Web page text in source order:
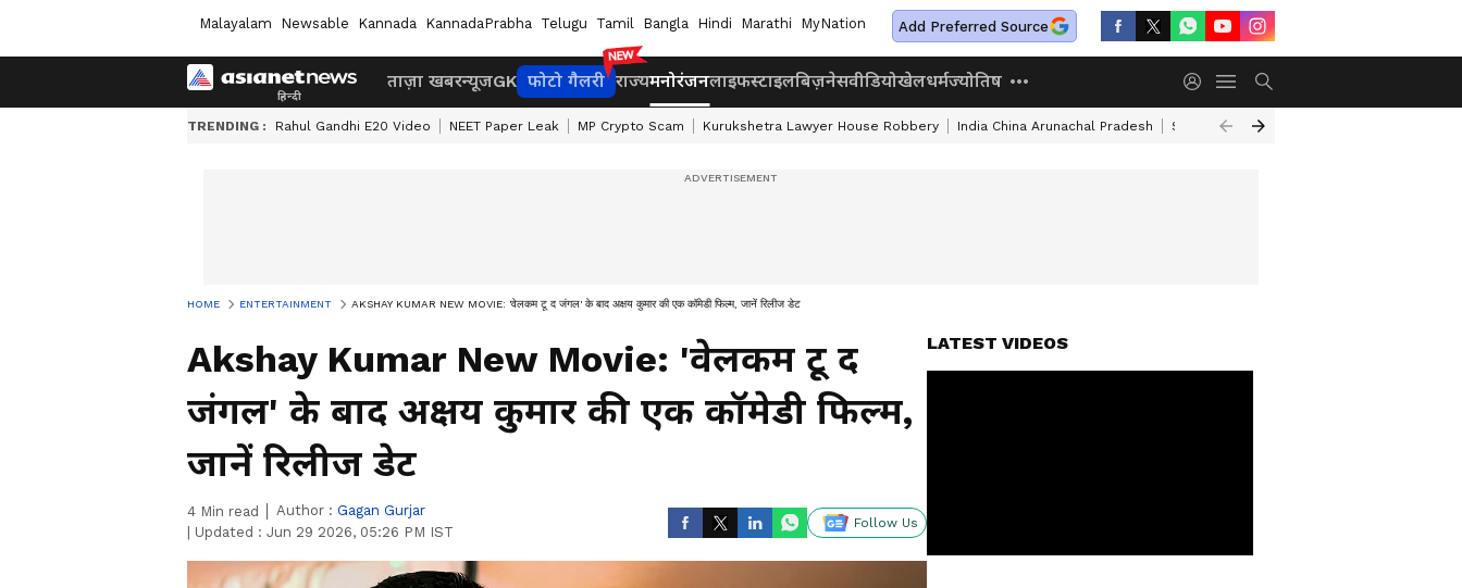
Malayalam Newsable Kannada KannadaPrabha Telugu Tamil Bangla Hindi Marathi MyNation Add Preferred Source
ताज़ा खबरन्यूजGK फोटो गैलरी राज्यमनोरंजनलाइफस्टाइलबिज़नेसवीडियोखेलधर्मज्योतिष
TRENDING : Rahul Gandhi E20 Video NEET Paper Leak MP Crypto Scam Kurukshetra Lawyer House Robbery India China Arunachal Pradesh Saudi Turkey Pakistan Defense Pact
HOME ENTERTAINMENT AKSHAY KUMAR NEW MOVIE: 'वेलकम टू द जंगल' के बाद अक्षय कुमार की एक कॉमेडी फिल्म, जानें रिलीज डेट
Akshay Kumar New Movie: 'वेलकम टू द
जंगल' के बाद अक्षय कुमार की एक कॉमेडी फिल्म,
जानें रिलीज डेट
4 Min read Author : Gagan Gurjar
Updated : Jun 29 2026, 05:26 PM IST
Follow Us
LATEST VIDEOS